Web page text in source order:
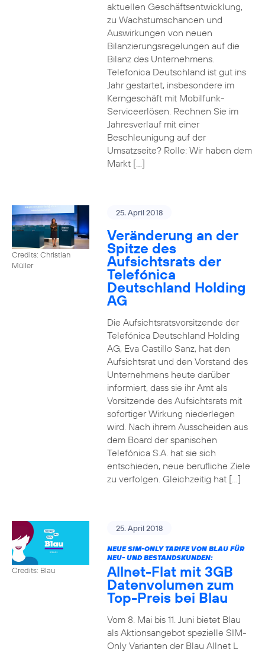
aktuellen Geschäftsentwicklung,
zu Wachstumschancen und
Auswirkungen von neuen
Bilanzierungsregelungen auf die
Bilanz des Unternehmens.
Telefonica Deutschland ist gut ins
Jahr gestartet, insbesondere im
Kerngeschäft mit Mobilfunk-
Serviceerlösen. Rechnen Sie im
Jahresverlauf mit einer
Beschleunigung auf der
Umsatzseite? Rolle: Wir haben dem
Markt […]
Credits: Christian
Müller
25. April 2018
Veränderung an der
Spitze des
Aufsichtsrats der
Telefónica
Deutschland Holding
AG
Die Aufsichtsratsvorsitzende der
Telefónica Deutschland Holding
AG, Eva Castillo Sanz, hat den
Aufsichtsrat und den Vorstand des
Unternehmens heute darüber
informiert, dass sie ihr Amt als
Vorsitzende des Aufsichtsrats mit
sofortiger Wirkung niederlegen
wird. Nach ihrem Ausscheiden aus
dem Board der spanischen
Telefónica S.A. hat sie sich
entschieden, neue berufliche Ziele
zu verfolgen. Gleichzeitig hat […]
Credits: Blau
25. April 2018
NEUE SIM-ONLY TARIFE VON BLAU FÜR
NEU- UND BESTANDSKUNDEN:
Allnet-Flat mit 3GB
Datenvolumen zum
Top-Preis bei Blau
Vom 8. Mai bis 11. Juni bietet Blau
als Aktionsangebot spezielle SIM-
Only Varianten der Blau Allnet L